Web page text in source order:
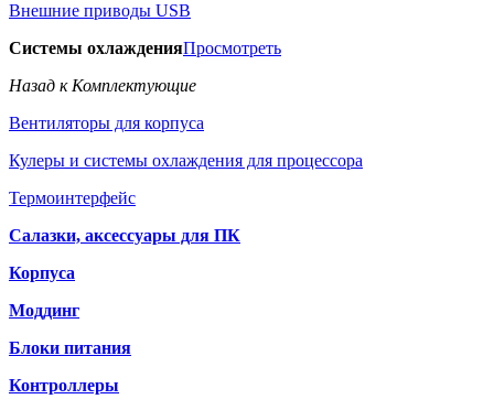
Внешние приводы USB
Системы охлажденияПросмотреть
Назад к Комплектующие
Вентиляторы для корпуса
Кулеры и системы охлаждения для процессора
Термоинтерфейс
Салазки, аксессуары для ПК
Корпуса
Моддинг
Блоки питания
Контроллеры